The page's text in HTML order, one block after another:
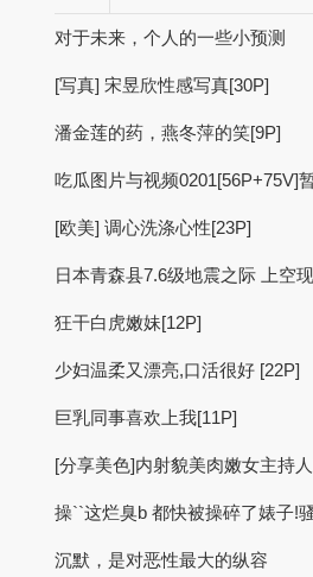
对于未来，个人的一些小预测
[写真] 宋昱欣性感写真[30P]
潘金莲的药，燕冬萍的笑[9P]
吃瓜图片与视频0201[56P+75V]
[欧美] 调心洗涤心性[23P]
日本青森县7.6级地震之际 上空
狂干白虎嫩妹[12P]
少妇温柔又漂亮,口活很好 [22P]
巨乳同事喜欢上我[11P]
[分享美色]内射貌美肉嫩女主持
操``这烂臭b 都快被操碎了婊子!
沉默，是对恶性最大的纵容